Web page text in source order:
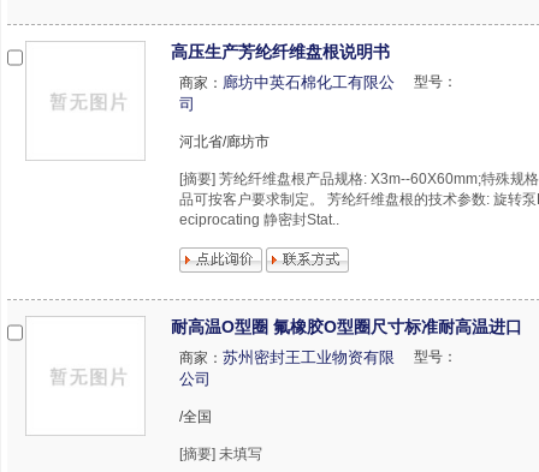
高压生产芳纶纤维盘根说明书
商家： 廊坊中英石棉化工有限公
司
型号：
河北省/廊坊市
[摘要] 芳纶纤维盘根产品规格: X3m--60X60mm;特殊规
品可按客户要求制定。 芳纶纤维盘根的技术参数: 旋转
eciprocating 静密封Stat..
耐高温O型圈 氟橡胶O型圈尺寸标准耐高温进口
商家： 苏州密封王工业物资有限
公司
型号：
/全国
[摘要] 未填写